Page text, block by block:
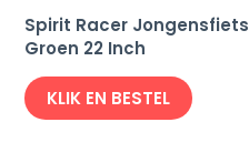
Spirit Racer Jongensfiets
Groen 22 Inch
KLIK EN BESTEL